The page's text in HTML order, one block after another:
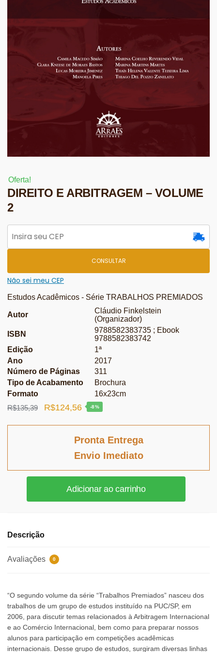
Oferta!
DIREITO E ARBITRAGEM – VOLUME
2
CONSULTAR
Não sei meu CEP
Estudos Acadêmicos - Série TRABALHOS PREMIADOS
Autor
Cláudio Finkelstein
(Organizador)
ISBN
9788582383735 ; Ebook
9788582383742
Edição
1ª
Ano
2017
Número de Páginas
311
Tipo de Acabamento
Brochura
Formato
16x23cm
R$135,39
O
R$124,56O
atual
-8%
Pronta Entrega
Envio Imediato
2
Adicionar ao carrinho
Descrição
Avaliações 0
“O segundo volume da série “Trabalhos Premiados” nasceu dos
trabalhos de um grupo de estudos instituído na PUC/SP, em
2006, para discutir temas relacionados à Arbitragem Internacional
e ao Comércio Internacional, bem como para preparar nossos
alunos para participação em competições acadêmicas
internacionais. Desse grupo de estudos, surgiram diversas linhas